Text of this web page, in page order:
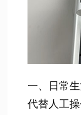
一、日常
代替人工